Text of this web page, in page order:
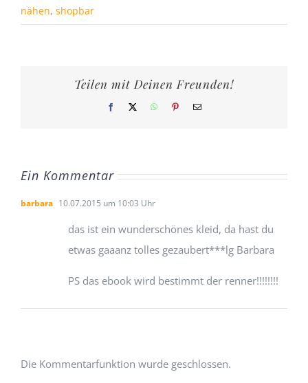
nähen, shopbar
Teilen mit Deinen Freunden!
Facebook WhatsAppPinterestE-
Ein Kommentar
barbara 10.07.2015 um 10:03 Uhr
das ist ein wunderschönes kleid, da hast du
etwas gaaanz tolles gezaubert***lg Barbara
PS das ebook wird bestimmt der renner!!!!!!!!
Die Kommentarfunktion wurde geschlossen.